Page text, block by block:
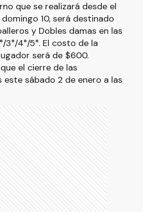
que se realizará desde el
10, será destinado
y Dobles damas en las
3°/4°/5°. El costo de la
será de $600.
el cierre de las
este sábado 2 de enero a las